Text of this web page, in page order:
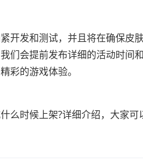
开发和测试，并且将在确保皮
们会提前发布详细的活动时间
彩的游戏体验。
时候上架?详细介绍，大家可